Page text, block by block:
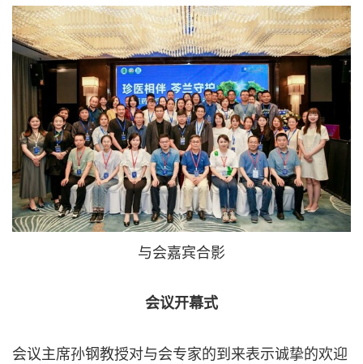
与会嘉宾合影
会议开幕式
会议主席孙钢教授对与会专家的到来表示诚挚的欢迎